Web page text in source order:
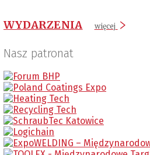
WYDARZENIA więcej
Nasz patronat